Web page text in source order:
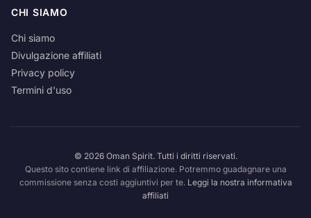
CHI SIAMO
Chi siamo
Divulgazione affiliati
Privacy policy
Termini d'uso
© 2026 Oman Spirit. Tutti i diritti riservati.
Questo sito contiene link di affiliazione. Potremmo guadagnare una
commissione senza costi aggiuntivi per te. Leggi la nostra informativa
affiliati